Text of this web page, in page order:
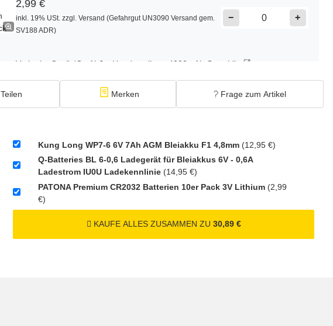
2,99 €
inkl. 19% USt. zzgl. Versand (Gefahrgut UN3090 Versand gem.
SV188 ADR)
− +
Verbatim Cool'n'Go AirJet Handventilator 4000mAh Grau Lila
22,95 €
inkl. 19% USt. zzgl. Versand
(Gefahrgut UN3480 Versand gem.
Teilen Merken Frage zum Artikel
Kung Long WP7-6 6V 7Ah AGM Bleiakku F1 4,8mm (12,95 €)
Q-Batteries BL 6-0,6 Ladegerät für Bleiakkus 6V - 0,6A
Ladestrom IU0U Ladekennlinie (14,95 €)
PATONA Premium CR2032 Batterien 10er Pack 3V Lithium (2,99
€)
KAUFE ALLES ZUSAMMEN ZU 30,89 €